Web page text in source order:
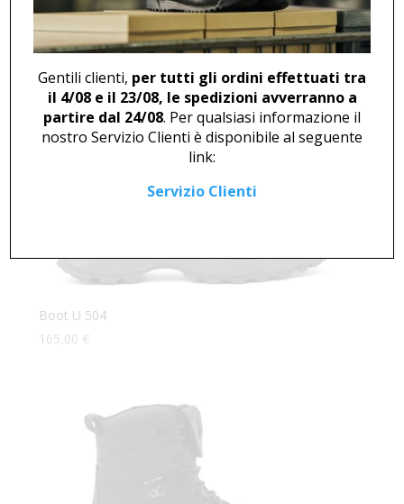
Boot U 46891
116,00€
Boot U 504
165,00 €
Gentili clienti, per tutti gli ordini effettuati tra
il 4/08 e il 23/08, le spedizioni avverranno a
partire dal 24/08. Per qualsiasi informazione il
nostro Servizio Clienti è disponibile al seguente
link:
Servizio Clienti